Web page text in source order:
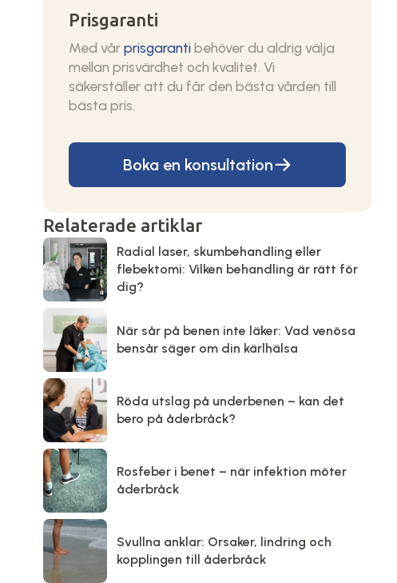
Prisgaranti
Med vårprisgarantibehöver du aldrig välja
mellan prisvärdhet och kvalitet. Vi
säkerställer att du får den bästa vården till
bästa pris.
Boka en konsultation
Relaterade artiklar
Radial laser, skumbehandling eller
flebektomi: Vilken behandling är rätt för
dig?
När sår på benen inte läker: Vad venösa
bensår säger om din kärlhälsa
Röda utslag på underbenen – kan det
bero på åderbråck?
Rosfeber i benet – när infektion möter
åderbråck
Svullna anklar: Orsaker, lindring och
kopplingen till åderbråck